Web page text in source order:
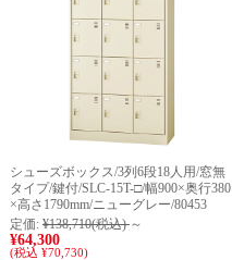
シューズボックス/3列6段18人用/窓無
タイプ/鍵付/SLC-15T-□/幅900×奥行380
×高さ1790mm/ニューグレー/80453
定価: ¥138,710(税込) ～
¥64,300
(税込 ¥70,730)